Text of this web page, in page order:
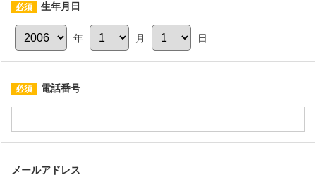
生年月日
年 月 日
電話番号
メールアドレス